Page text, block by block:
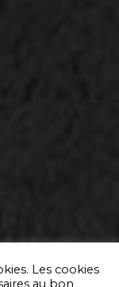
Les cookies
au bon